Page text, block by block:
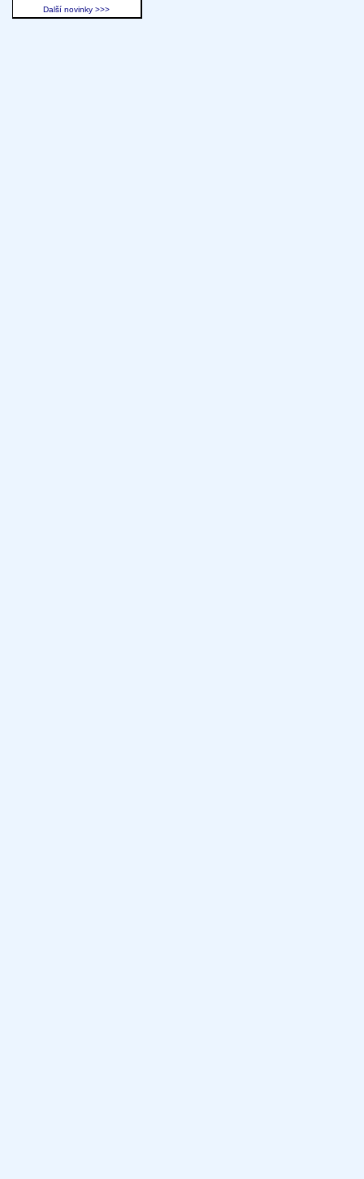
Další novinky >>>